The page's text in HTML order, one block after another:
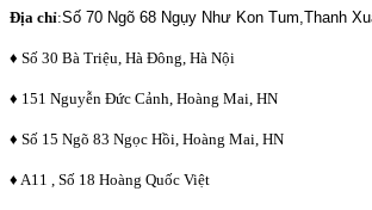
Địa chỉ:Số 70 Ngõ 68 Ngụy Như Kon Tum,Thanh
♦ Số 30 Bà Triệu, Hà Đông, Hà Nội
♦ 151 Nguyễn Đức Cảnh, Hoàng Mai, HN
♦ Số 15 Ngõ 83 Ngọc Hồi, Hoàng Mai, HN
♦ A11 , Số 18 Hoàng Quốc Việt